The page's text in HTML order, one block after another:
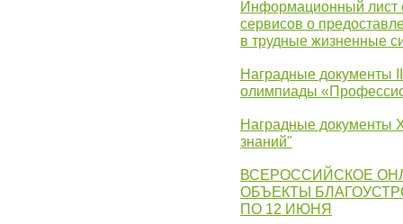
Информационный лист
сервисов о
в трудные жизненные
Наградные документы
олимпиады
Наградные документы
знаний"
ВСЕРОССИЙСКОЕ
ОБЪЕКТЫ
ПО 12 ИЮНЯ